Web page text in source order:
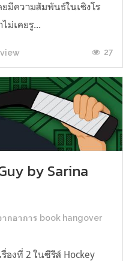
ยมีความสัมพันธ์ในเชิงโร
ม่เคยรู...
27
by Sarina
กอาการ book hangover
องที่ 2 ในซีรีส์ Hockey